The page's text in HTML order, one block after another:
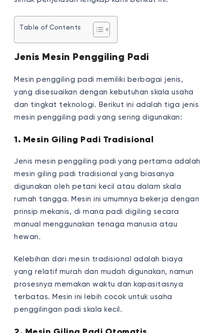
Table of Contents
Jenis Mesin Penggiling Padi
Mesin penggiling padi memiliki berbagai jenis,
yang disesuaikan dengan kebutuhan skala usaha
dan tingkat teknologi. Berikut ini adalah tiga jenis
mesin penggiling padi yang sering digunakan:
1. Mesin Giling Padi Tradisional
Jenis mesin penggiling padi yang pertama adalah
mesin giling padi tradisional yang biasanya
digunakan oleh petani kecil atau dalam skala
rumah tangga. Mesin ini umumnya bekerja dengan
prinsip mekanis, di mana padi digiling secara
manual menggunakan tenaga manusia atau
hewan.
Kelebihan dari mesin tradisional adalah biaya
yang relatif murah dan mudah digunakan, namun
prosesnya memakan waktu dan kapasitasnya
terbatas. Mesin ini lebih cocok untuk usaha
penggilingan padi skala kecil.